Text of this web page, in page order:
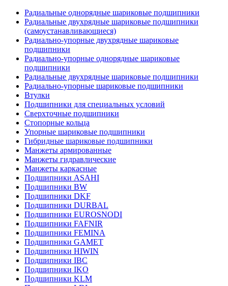
Радиальные однорядные шариковые подшипники
Радиальные двухрядные шариковые подшипники
(самоустанавливающиеся)
Радиально-упорные двухрядные шариковые
подшипники
Радиально-упорные однорядные шариковые
подшипники
Радиальные двухрядные шариковые подшипники
Радиально-упорные шариковые подшипники
Втулки
Подшипники для специальных условий
Сверхточные подшипники
Стопорные кольца
Упорные шариковые подшипники
Гибридные шариковые подшипники
Манжеты армированные
Манжеты гидравлические
Манжеты каркасные
Подшипники ASAHI
Подшипники BW
Подшипники DKF
Подшипники DURBAL
Подшипники EUROSNODI
Подшипники FAFNIR
Подшипники FEMINA
Подшипники GAMET
Подшипники HIWIN
Подшипники IBC
Подшипники IKO
Подшипники KLM